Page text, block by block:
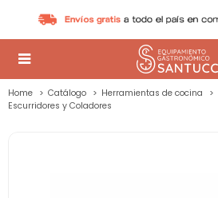

Home Catálogo Herramientas de cocina
Escurridores y Coladores